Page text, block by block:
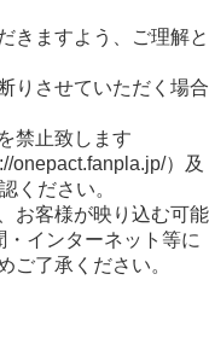
きますよう、ご理解と
りさせていただく場合
禁止致します
onepact.fanpla.jp/）及
ください。
お客様が映り込む可能
インターネット等に
ご了承ください。